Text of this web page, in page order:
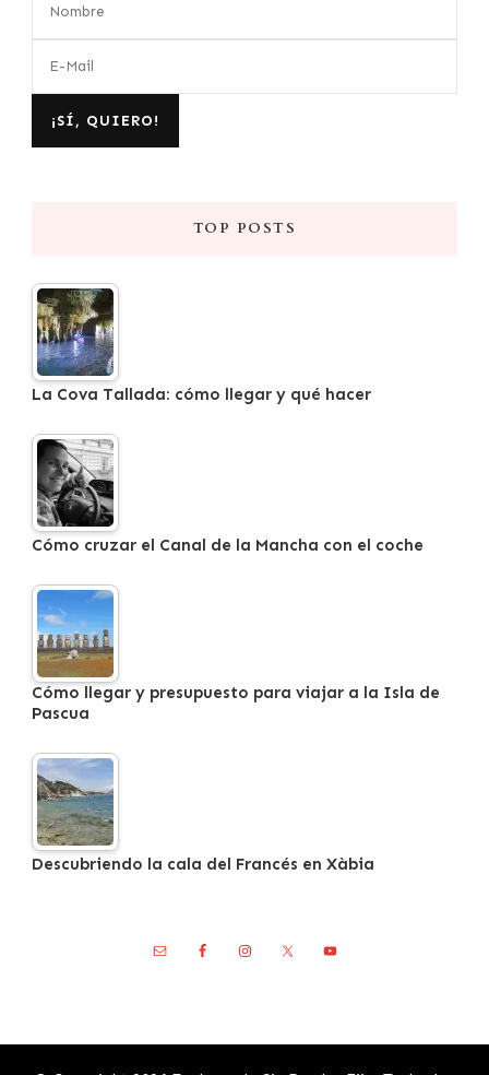
TOP POSTS
La Cova Tallada: cómo llegar y qué hacer
Cómo cruzar el Canal de la Mancha con el coche
Cómo llegar y presupuesto para viajar a la Isla de
Pascua
Descubriendo la cala del Francés en Xàbia